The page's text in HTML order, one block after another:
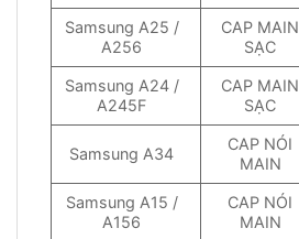
Samsung A25 /
A256
CAP MAIN
SẠC
Samsung A24 /
A245F
CAP MAIN
SẠC
Samsung A34
CAP NÓI
MAIN
Samsung A15 /
A156
CAP NÓI
MAIN